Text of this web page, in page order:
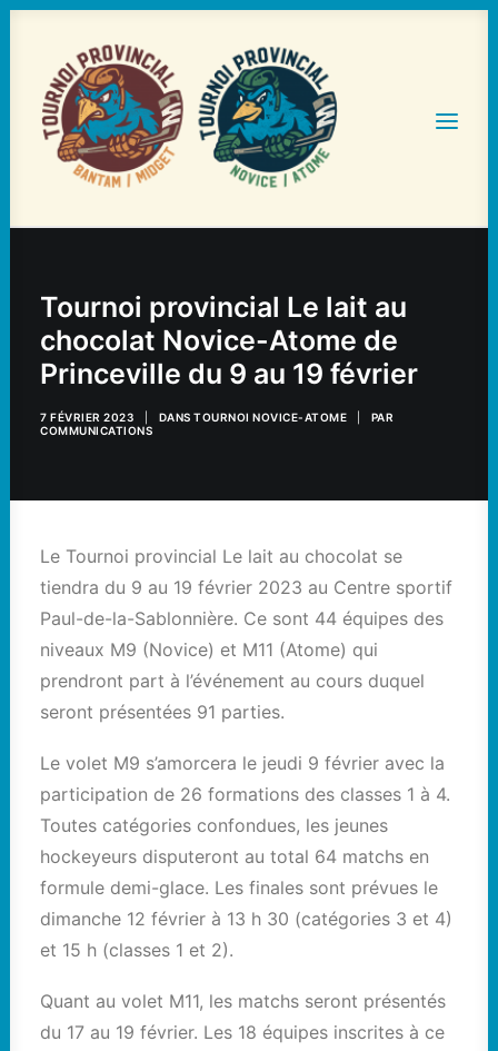
STATISTIQUES ET HORAIRES
TOURNOIS
NOS PARTENAIRES
Tournoi provincial Le lait au
chocolat Novice-Atome de
Princeville du 9 au 19 février
7 FÉVRIER 2023 DANS TOURNOI NOVICE-ATOME
PAR
COMMUNICATIONS
Le Tournoi provincial Le lait au chocolat se
tiendra du 9 au 19 février 2023 au Centre sportif
Paul-de-la-Sablonnière. Ce sont 44 équipes des
niveaux M9 (Novice) et M11 (Atome) qui
prendront part à l’événement au cours duquel
seront présentées 91 parties.
Le volet M9 s’amorcera le jeudi 9 février avec la
participation de 26 formations des classes 1 à 4.
Toutes catégories confondues, les jeunes
hockeyeurs disputeront au total 64 matchs en
formule demi-glace. Les finales sont prévues le
dimanche 12 février à 13 h 30 (catégories 3 et 4)
et 15 h (classes 1 et 2).
Quant au volet M11, les matchs seront présentés
du 17 au 19 février. Les 18 équipes inscrites à ce